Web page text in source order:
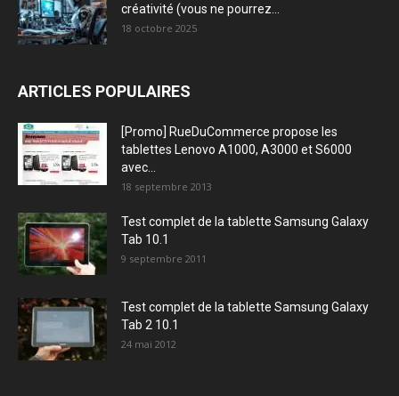
créativité (vous ne pourrez...
18 octobre 2025
ARTICLES POPULAIRES
[Promo] RueDuCommerce propose les
tablettes Lenovo A1000, A3000 et S6000
avec...
18 septembre 2013
Test complet de la tablette Samsung Galaxy
Tab 10.1
9 septembre 2011
Test complet de la tablette Samsung Galaxy
Tab 2 10.1
24 mai 2012